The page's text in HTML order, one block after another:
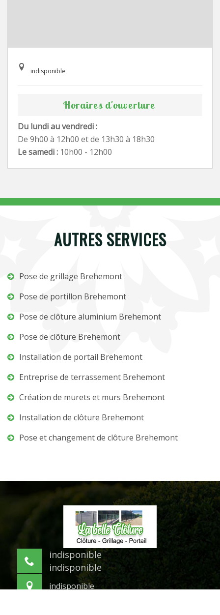
indisponible
Horaires d'ouverture
Du lundi au vendredi :
De 9h00 à 12h00 et de 13h30 à 18h30
Le samedi : 10h00 - 12h00
AUTRES SERVICES
Pose de grillage Brehemont
Pose de portillon Brehemont
Pose de clôture aluminium Brehemont
Pose de clôture Brehemont
Installation de portail Brehemont
Entreprise de terrassement Brehemont
Création de murets et murs Brehemont
Installation de clôture Brehemont
Pose et changement de clôture Brehemont
indisponible
indisponible
indisponible